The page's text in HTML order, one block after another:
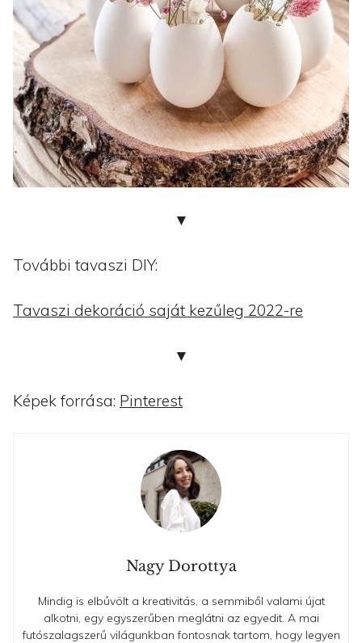
▼
További tavaszi DIY:
Tavaszi dekoráció saját kezűleg 2022-re
▼
Képek forrása: Pinterest
Nagy Dorottya
Mindig is elbűvölt a kreativitás, a semmiből valami újat
alkotni, egy egyszerűben meglátni az egyedit. A mai
futószalagszerű világunkban fontosnak tartom, hogy legyen